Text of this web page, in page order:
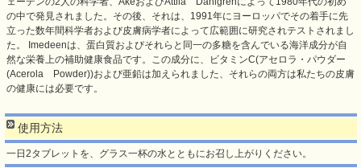
の中で発見されました。その後、それは、1991年にヨーロッパでその着手に先
立った数年間科学者および皮膚病学者によって広範囲に研究されテストされまし
た。 Imedeenは、蛋白質およびそれらと同一の多糖を含んでいる海洋成分が自
然な栄養上の補助健康食品です。この成分に、ビタミンC(アセロラ・パウダー
(Acerola Powder))および亜鉛は加えられました、それらの両方は私たちの皮膚
の健康には必要です。
使用方法
一日2タブレットを、グラス一杯の水とともにお召し上がりください。